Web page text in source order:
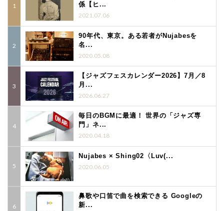
係【ヒ...
2021.07.06
90年代、東京。ある若者がNujabesを
名...
2020.05.08
【ジャズフェスカレンダー2026】7月／8
月...
2026.06.27
毎日のBGMに最適！ 世界の「ジャズ専
門」ネ...
2020.04.18
Nujabes × Shing02〈Luv(...
2020.06.05
鼻歌や口笛で曲を検索できる Googleの
新...